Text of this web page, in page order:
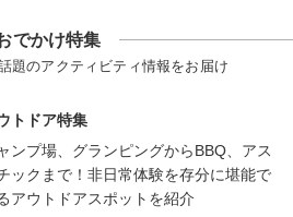
でかけ特集
題のアクティビティ情報をお届け
トドア特集
ンプ場、グランピングからBBQ、アス
ックまで！非日常体験を存分に堪能で
アウトドアスポットを紹介